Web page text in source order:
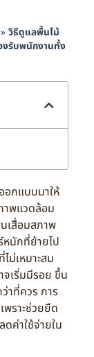
»วิธีดูแลพื้นไม้
งรับพนักงานทั้ง
อกแบบมาให้
าพแวดล้อม
เสื่อมสภาพ
หนักที่ย้ายไป
ม่เหมาะสม
จเริ่มมีรอย ขึ้น
าที่ควร การ
พราะช่วยยืด
ค่าใช้จ่ายใน